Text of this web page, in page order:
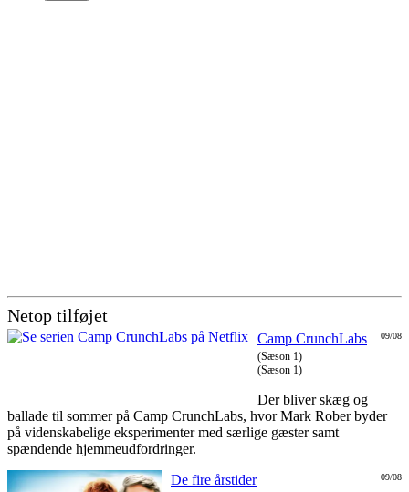
Netop tilføjet
09/08
Camp CrunchLabs
(Sæson 1)
(Sæson 1)
Der bliver skæg og
ballade til sommer på Camp CrunchLabs, hvor Mark Rober byder
på videnskabelige eksperimenter med særlige gæster samt
spændende hjemmeudfordringer.
09/08
De fire årstider